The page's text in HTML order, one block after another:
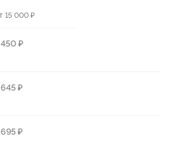
15 000 ₽
450 ₽
645 ₽
695 ₽